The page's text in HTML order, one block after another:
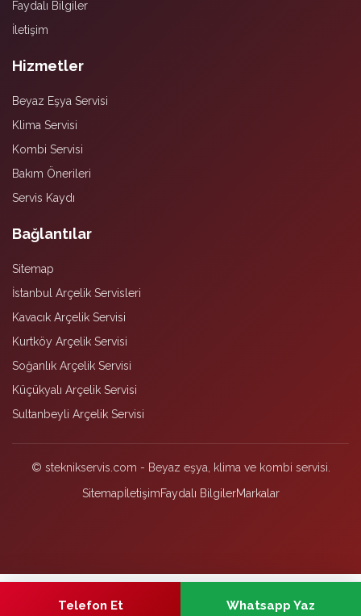
Faydalı Bilgiler
İletişim
Hizmetler
Beyaz Eşya Servisi
Klima Servisi
Kombi Servisi
Bakım Önerileri
Servis Kaydı
Bağlantılar
Sitemap
İstanbul Arçelik Servisleri
Kavacık Arçelik Servisi
Kurtköy Arçelik Servisi
Soğanlık Arçelik Servisi
Küçükyalı Arçelik Servisi
Sultanbeyli Arçelik Servisi
© steknikservis.com - Beyaz eşya, klima ve kombi servisi.
SitemapİletişimFaydalı BilgilerMarkalar
Telefon Et Whatsapp Yaz